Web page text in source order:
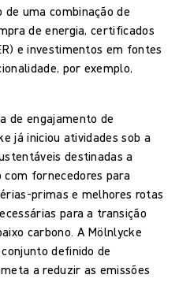
uma combinação de
de energia, certificados
e investimentos em fontes
por exemplo,
de engajamento de
já iniciou atividades sob a
destinadas a
fornecedores para
primas e melhores rotas
para a transição
carbono. A Mölnlycke
definido de
a reduzir as emissões